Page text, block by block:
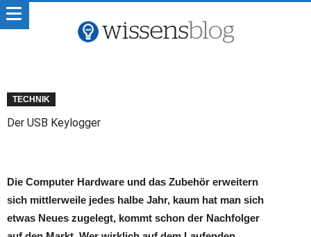
TECHNIK
Der USB Keylogger
Die Computer Hardware und das Zubehör erweitern
sich mittlerweile jedes halbe Jahr, kaum hat man sich
etwas Neues zugelegt, kommt schon der Nachfolger